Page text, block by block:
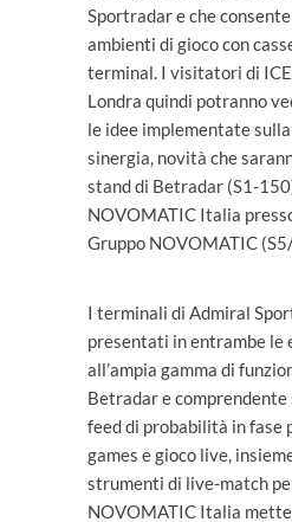
Sportradar e che
ambienti di gioco con
terminal. I visitatori di
Londra quindi potranno
le idee implementate
sinergia, novità che
stand di Betradar (S1-
NOVOMATIC Italia
Gruppo NOVOMATIC
I terminali di Admiral
presentati in entrambe le
all’ampia gamma di
Betradar e
feed di probabilità in fase
games e gioco live,
strumenti di live-match
NOVOMATIC Italia